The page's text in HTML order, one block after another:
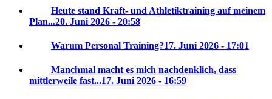
Heute stand Kraft- und Athletiktraining auf meinem
Plan...20. Juni 2026 - 20:58
Warum Personal Training?17. Juni 2026 - 17:01
Manchmal macht es mich nachdenklich, dass
mittlerweile fast...17. Juni 2026 - 16:59